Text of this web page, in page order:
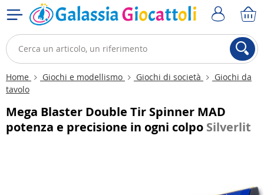
Home Giochi e modellismo Giochi di società
Giochi da
tavolo
Mega Blaster Double Tir Spinner MAD
potenza e precisione in ogni colpo Silverlit